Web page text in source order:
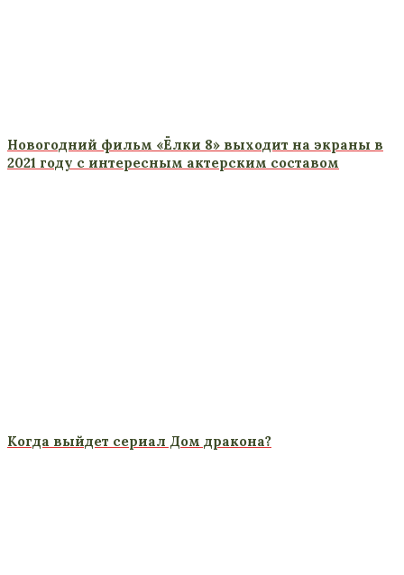
Новогодний фильм «Ёлки 8» выходит на экраны в
2021 году с интересным актерским составом
Когда выйдет сериал Дом дракона?